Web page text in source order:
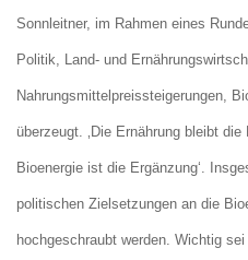
Sonnleitner, im Rahmen eines
Politik, Land- und
Nahrungsmittelpreissteigerungen,
überzeugt. ‚Die Ernährung bleibt
Bioenergie ist die Ergänzung‘.
politischen Zielsetzungen an die
hochgeschraubt werden. Wichtig